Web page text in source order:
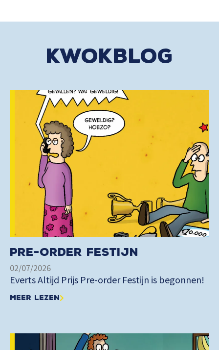
kwokblog
Pre-order Festijn
02/07/2026
Everts Altijd Prijs Pre-order Festijn is begonnen!
Meer lezen